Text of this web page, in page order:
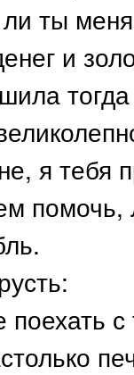
ты
и
я тебя
поехать